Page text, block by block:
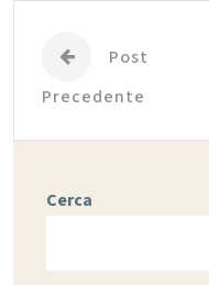
Post
Precedente
Cerca